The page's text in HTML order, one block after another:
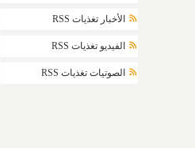
الأخبار تغذيات RSS
الفيديو تغذيات RSS
الصوتيات تغذيات RSS